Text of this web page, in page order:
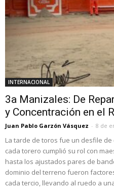
INTERNACIONAL
3a Manizales: De
y Concentración en el
Juan Pablo Garzón Vásquez - 8 de
La tarde de toros fue un desfile
cada torero cumplió su rol con
hasta los ajustados pares de
dominio del terreno fueron
cada tercio, llevando al ruedo a